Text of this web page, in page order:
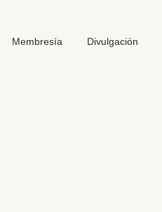
Membresía Divulgación